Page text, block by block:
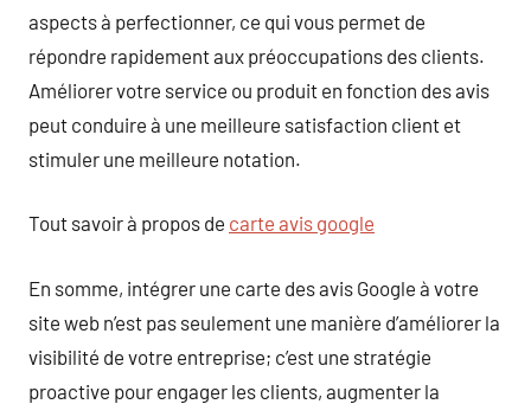
aspects à perfectionner, ce qui vous permet de
répondre rapidement aux préoccupations des clients.
Améliorer votre service ou produit en fonction des avis
peut conduire à une meilleure satisfaction client et
stimuler une meilleure notation.
Tout savoir à propos de carte avis google
En somme, intégrer une carte des avis Google à votre
site web n’est pas seulement une manière d’améliorer la
visibilité de votre entreprise; c’est une stratégie
proactive pour engager les clients, augmenter la